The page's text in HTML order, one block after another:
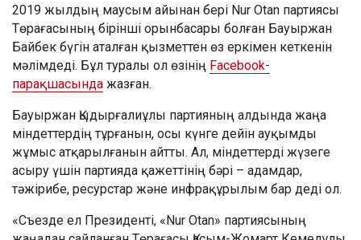
2019 жылдың маусым айынан бері Nur Otan партиясы
Төрағасының бірінші орынбасары болған Бауыржан
Байбек бүгін аталған қызметтен өз еркімен кеткенін
мәлімдеді. Бұл туралы ол өзінің Facebook-
парақшасында жазған.
Бауыржан Қыдырғалиұлы партияның алдында жаңа
міндеттердің тұрғанын, осы күнге дейін ауқымды
жұмыс атқарылғанын айтты. Ал, міндеттерді жүзеге
асыру үшін партияда қажеттінің бәрі – адамдар,
тәжірибе, ресурстар және инфрақұрылым бар деді ол.
«Съезде ел Президенті, «Nur Otan» партиясының